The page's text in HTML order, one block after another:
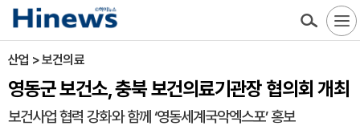
산업 > 보건의료
영동군 보건소, 충북 보건의료기관장 협의회 개최
보건사업 협력 강화와 함께 ‘영동세계국악엑스포’ 홍보